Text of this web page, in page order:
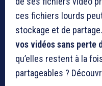
ces fichiers lourds
stockage et de
vos vidéos sans perte
qu’elles restent à la
partageables ?